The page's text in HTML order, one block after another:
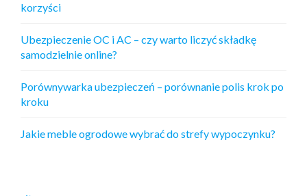
korzyści
Ubezpieczenie OC i AC – czy warto liczyć składkę
samodzielnie online?
Porównywarka ubezpieczeń – porównanie polis krok po
kroku
Jakie meble ogrodowe wybrać do strefy wypoczynku?